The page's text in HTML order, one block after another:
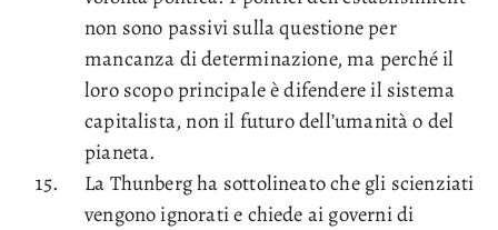
non sono passivi sulla questione per
mancanza di determinazione, ma perché il
loro scopo principale è difendere il sistema
capitalista, non il futuro dell’umanità o del
pianeta.
La Thunberg ha sottolineato che gli scienziati
vengono ignorati e chiede ai governi di